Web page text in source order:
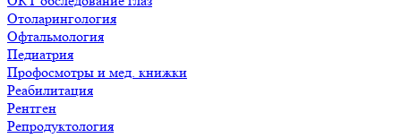
Отоларингология
Офтальмология
Педиатрия
Профосмотры и мед. книжки
Реабилитация
Рентген
Репродуктология